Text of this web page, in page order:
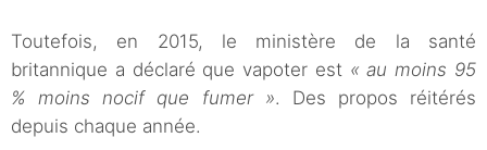
Toutefois, en 2015, le ministère de la santé
britannique a déclaré que vapoter est « au moins 95
% moins nocif que fumer ». Des propos réitérés
depuis chaque année.